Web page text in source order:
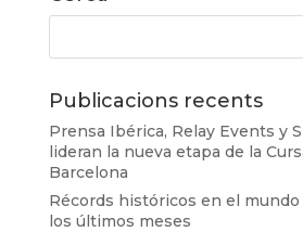
Publicacions recents
Prensa Ibérica, Relay Events y
lideran la nueva etapa de la
Barcelona
Récords históricos en el
los últimos meses